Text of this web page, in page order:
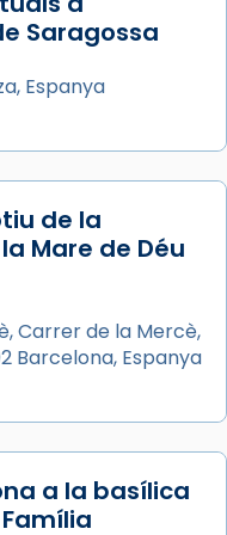
apostòlica
i als
de Barcelona.
el cardenal Joan
i
sant Cugat, a
Saragossa
Espanya
de la
Mare de Déu
Carrer de la Mercè,
Barcelona, Espanya
a la basílica